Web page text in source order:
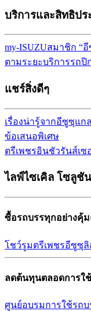
บริการและสิทธิป
my-ISUZUสมาชิก “อี
ตามระยะบริการรถปิ
แชร์สิ่งดีๆ
เรื่องน่ารู้จากอีซูซุแก
ข้อเสนอพิเศษ
ตรีเพชรอินชัวรันส์เซ
ไลฟ์ไซเคิล โซลูชัน
ซื้อรถบรรทุกอย่างคุ้
โชว์รูมตรีเพชรอีซูซุลิ
ลดต้นทุนตลอดการใ
ศูนย์อบรมการใช้รถบ